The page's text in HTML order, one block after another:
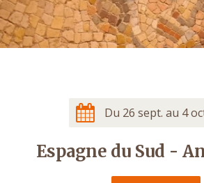
Du 26 sept. au 4
Espagne du Sud -